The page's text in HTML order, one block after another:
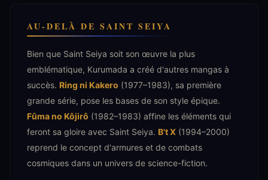
AU-DELÀ DE SAINT SEIYA
Bien que Saint Seiya soit son œuvre la plus
emblématique, Kurumada a créé d'autres mangas à
succès. Ring ni Kakero (1977–1983), sa première
grande série, pose les bases de son style épique.
Fûma no Kôjirô (1982–1983) affine les éléments qui
feront sa gloire avec Saint Seiya. B't X (1994–2000)
reprend le concept d'armures et de combats
cosmiques dans un univers de science-fiction.